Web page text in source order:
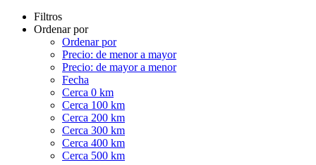
Filtros
Ordenar por
Ordenar por
Precio: de menor a mayor
Precio: de mayor a menor
Fecha
Cerca 0 km
Cerca 100 km
Cerca 200 km
Cerca 300 km
Cerca 400 km
Cerca 500 km